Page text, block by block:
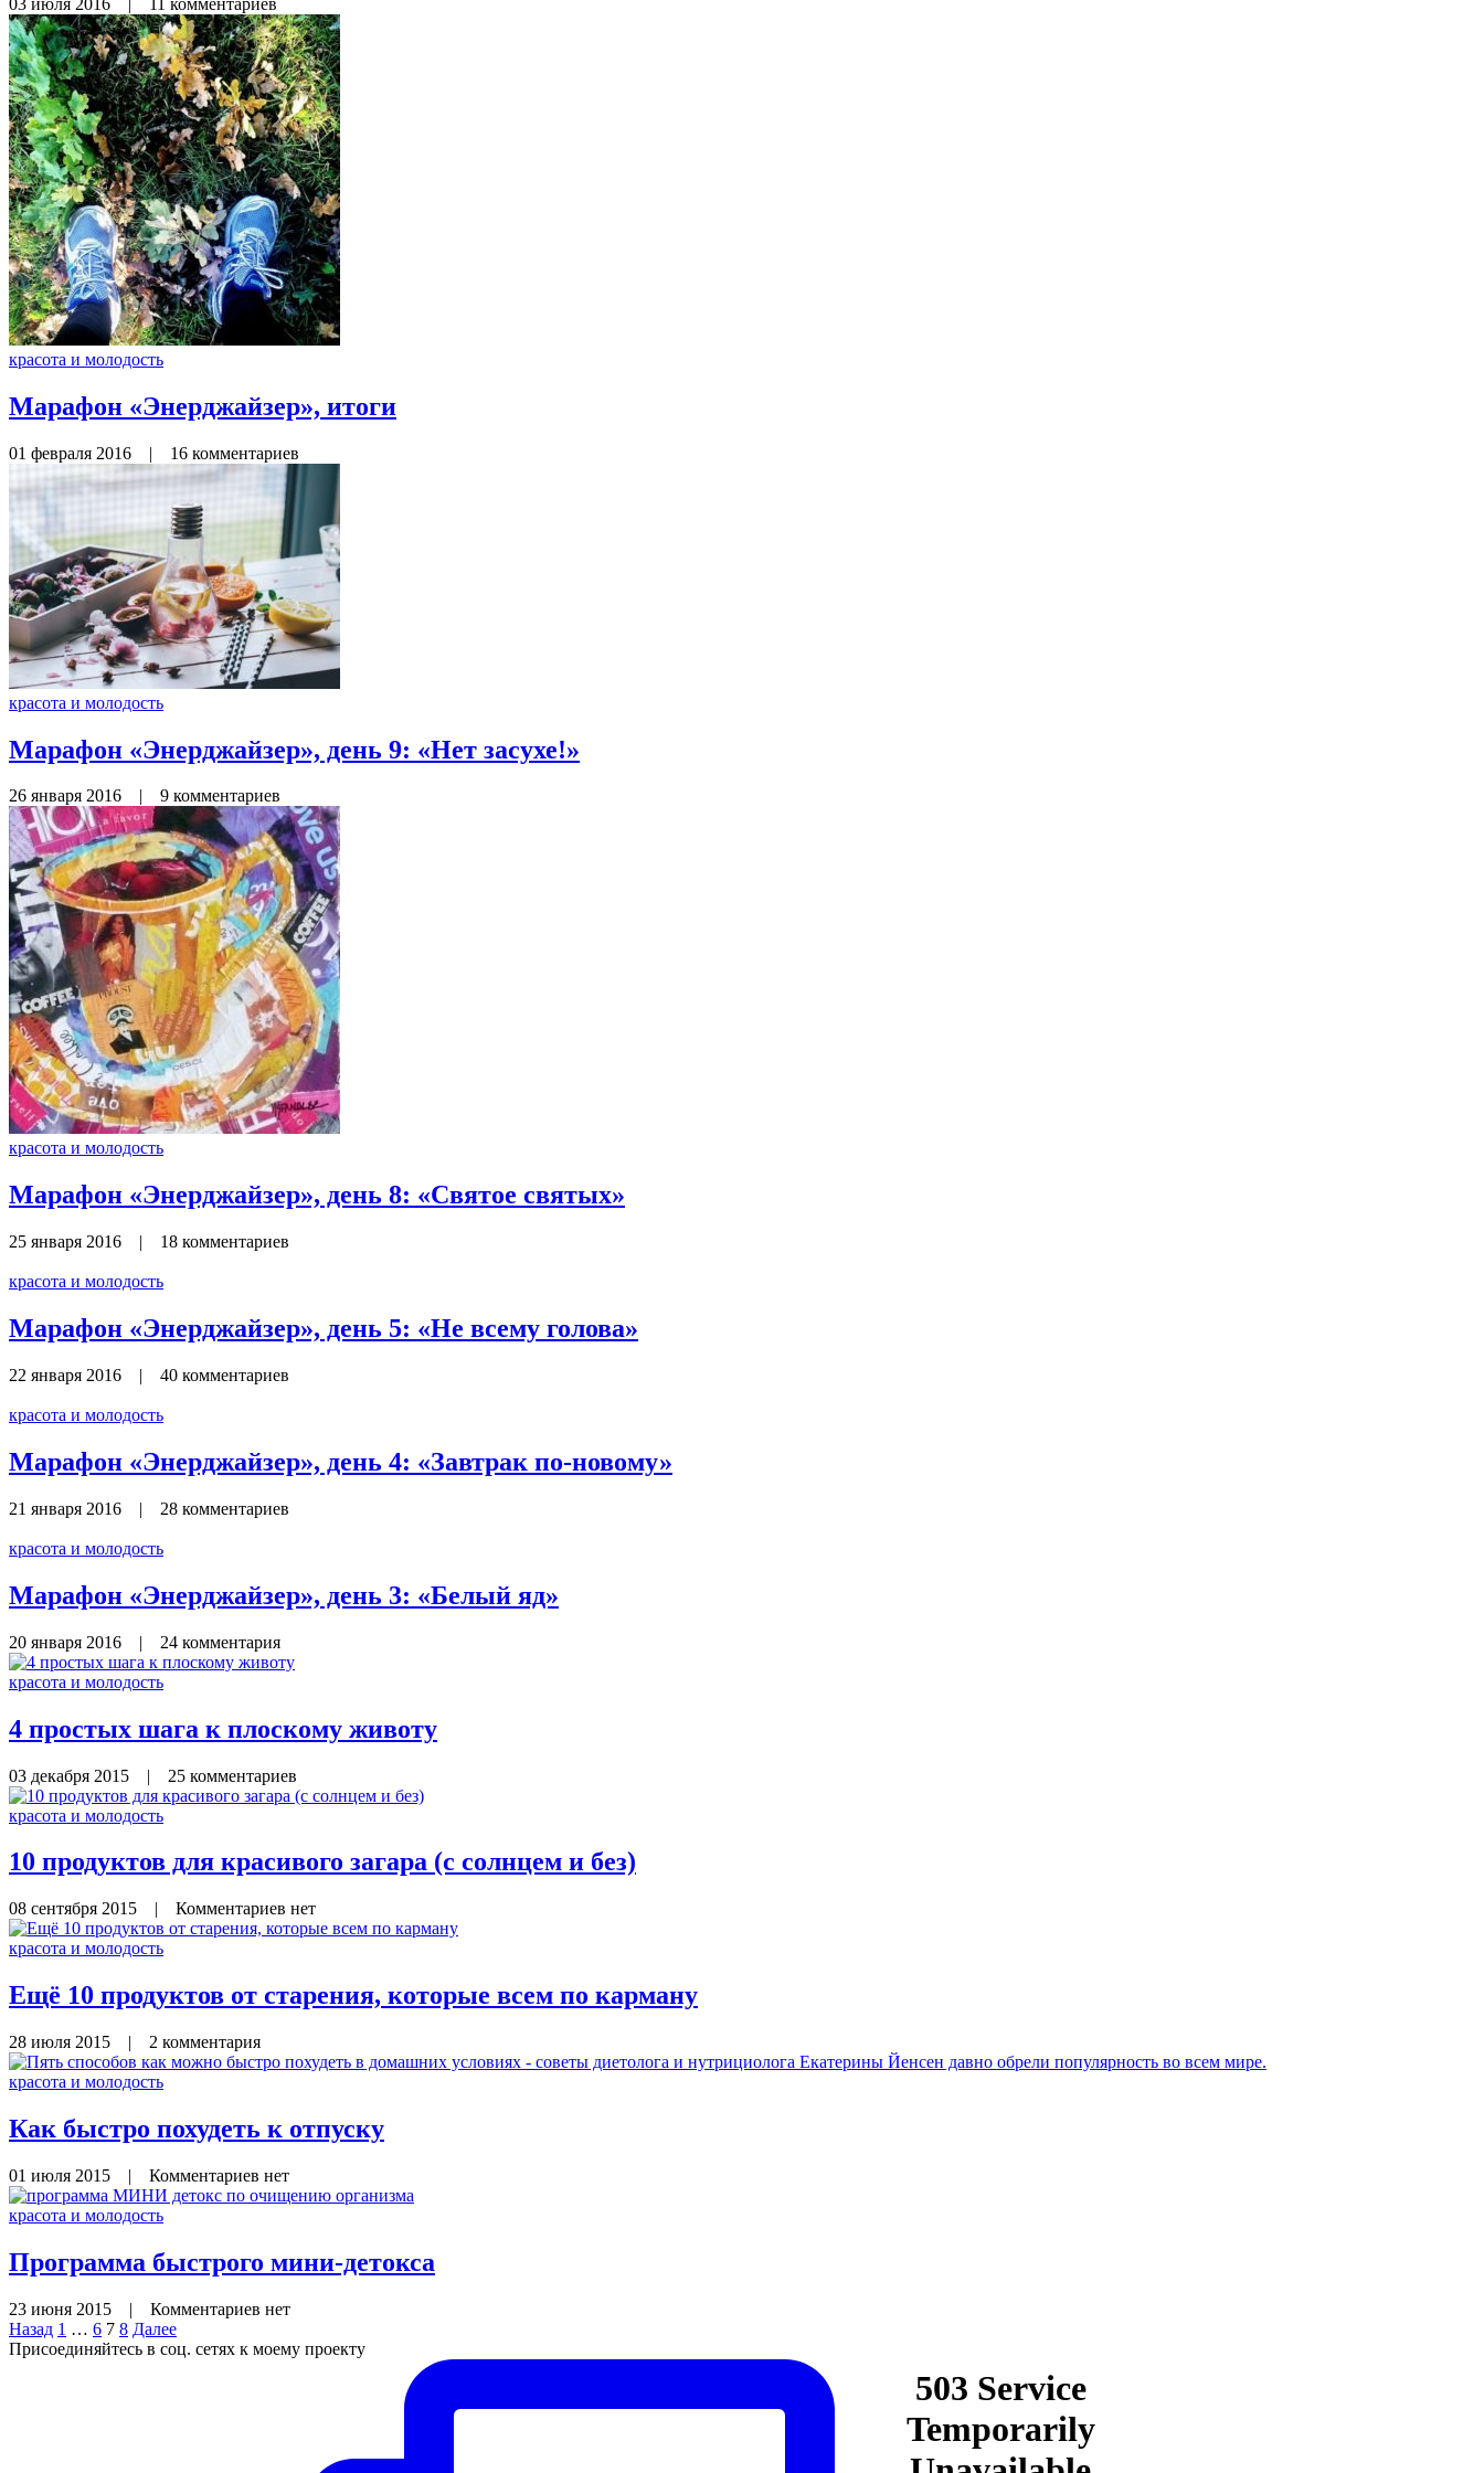
красота и молодость
Марафон «Энерджайзер», итоги
01 февраля 2016 | 16 комментариев
красота и молодость
Марафон «Энерджайзер», день 9: «Нет засухе!»
26 января 2016 | 9 комментариев
красота и молодость
Марафон «Энерджайзер», день 8: «Святое святых»
25 января 2016 | 18 комментариев
красота и молодость
Марафон «Энерджайзер», день 5: «Не всему голова»
22 января 2016 | 40 комментариев
красота и молодость
Марафон «Энерджайзер», день 4: «Завтрак по-новому»
21 января 2016 | 28 комментариев
красота и молодость
Марафон «Энерджайзер», день 3: «Белый яд»
20 января 2016 | 24 комментария
красота и молодость
4 простых шага к плоскому животу
03 декабря 2015 | 25 комментариев
красота и молодость
10 продуктов для красивого загара (с солнцем и без)
08 сентября 2015 | Комментариев нет
красота и молодость
Ещё 10 продуктов от старения, которые всем по карману
28 июля 2015 | 2 комментария
красота и молодость
Как быстро похудеть к отпуску
01 июля 2015 | Комментариев нет
красота и молодость
Программа быстрого мини-детокса
23 июня 2015 | Комментариев нет
Назад 1 … 6 7 8 Далее
Присоединяйтесь в соц. сетях к моему проекту